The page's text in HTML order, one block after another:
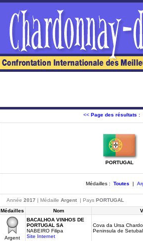
<< Page des résultats :
PORTUGAL
Médailles : Toutes |
Année 2017 | Médaille Argent | Pays PORTUGAL
Médailles
Nom
Argent
BACALHOA VINHOS DE
PORTUGAL SA
NABEIRO Filipa
Site Internet
Cova da Ursa
Peninsula de Setubal